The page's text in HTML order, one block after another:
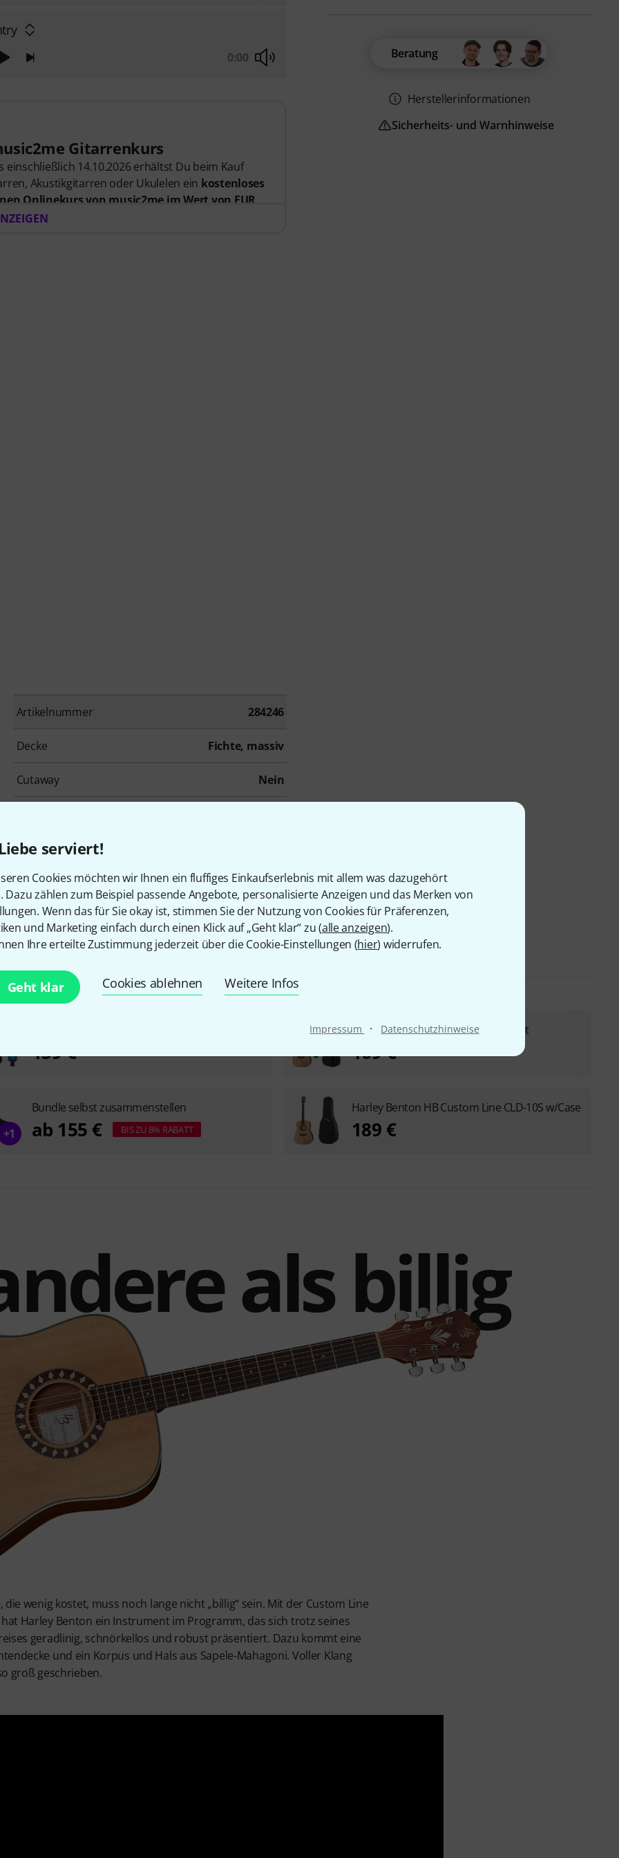
serviert!
Cookies möchten wir Ihnen ein fluffiges Einkaufserlebnis mit allem was dazugehört
Dazu zählen zum Beispiel passende Angebote, personalisierte Anzeigen und das Merken von
Wenn das für Sie okay ist, stimmen Sie der Nutzung von Cookies für Präferenzen,
und Marketing einfach durch einen Klick auf „Geht klar“ zu (alle anzeigen).
Ihre erteilte Zustimmung jederzeit über die Cookie-Einstellungen (hier) widerrufen.
Geht klar Cookies ablehnen Weitere Infos
Impressum · Datenschutzhinweise
0:00
Gitarrenkurs
einschließlich 14.10.2026 erhältst Du beim Kauf
Akustikgitarren oder Ukulelen ein kostenloses
Onlinekurs von music2me im Wert von EUR
Bestellung bekommst du den Freischaltcode
mit dem deutschen Bildungs-Award
und Fortgeschrittene – von Pop, Rock und
Artikelnummer 284246
Decke Fichte, massiv
Cutaway Nein
Tonabnehmer
Koffer Nein
Beratung
Herstellerinformationen
Sicherheits- und Warnhinweise
159 €
Brümmer Acoustic Steel CLD-10S Set
169 €
+1
Bundle selbst zusammenstellen
ab 155 € BIS ZU 8% RABATT
Harley Benton HB Custom Line CLD-10S w/Case
189 €
als billig
die wenig kostet, muss noch lange nicht „billig“ sein. Mit der Custom Line
hat Harley Benton ein Instrument im Programm, das sich trotz seines
geradlinig, schnörkellos und robust präsentiert. Dazu kommt eine
und ein Korpus und Hals aus Sapele-Mahagoni. Voller Klang
groß geschrieben.